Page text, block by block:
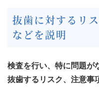
抜歯に対するリ
などを説明
検査を行い、特に問題が
抜歯するリスク、注意事